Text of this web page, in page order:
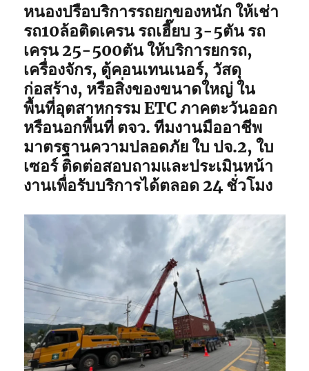
หนองปรือบริการรถยกของหนัก ให้เช่า
รถ10ล้อติดเครน รถเฮี๊ยบ 3-5ตัน รถ
เครน 25-500ตัน ให้บริการยกรถ,
เครื่องจักร, ตู้คอนเทนเนอร์, วัสดุ
ก่อสร้าง, หรือสิ่งของขนาดใหญ่ ใน
พื้นที่อุตสาหกรรม ETC ภาคตะวันออก
หรือนอกพื้นที่ ตจว. ทีมงานมืออาชีพ
มาตรฐานความปลอดภัย ใบ ปจ.2, ใบ
เซอร์ ติดต่อสอบถามและประเมินหน้า
งานเพื่อรับบริการได้ตลอด 24 ชั่วโมง